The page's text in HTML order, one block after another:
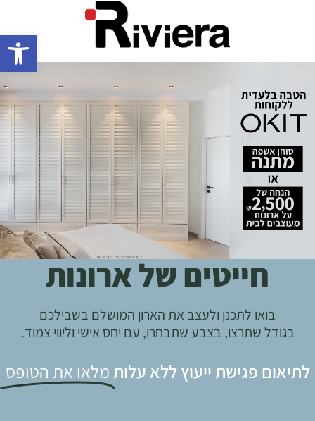
Open toolbar
חייטים של ארונות
בואו לתכנן ולעצב את הארון המושלם בשבילכם
בגודל שתרצו, בצבע שתבחרו, עם יחס אישי וליווי צמוד.
לתיאום פגישת ייעוץ ללא עלותמלאו את הטופס